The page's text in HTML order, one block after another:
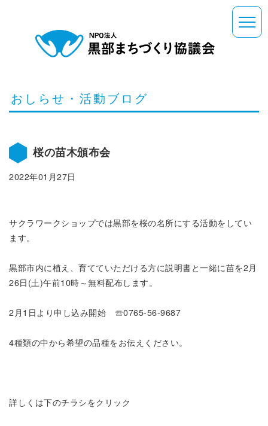
おしらせ・活動ブログ
桜の苗木頒布会
2022年01月27日
サクラワークショップでは黒部を桜の名所にする活動をしてい
ます。
黒部市内に植え、育てていただける方に説明書と一緒に苗を2月
26日(土)午前10時～無料配布します。
2月1日より申し込み開始 ☏0765-56-9687
4種類の中から希望の品種をお伝えください。
詳しくは下のチラシをクリック